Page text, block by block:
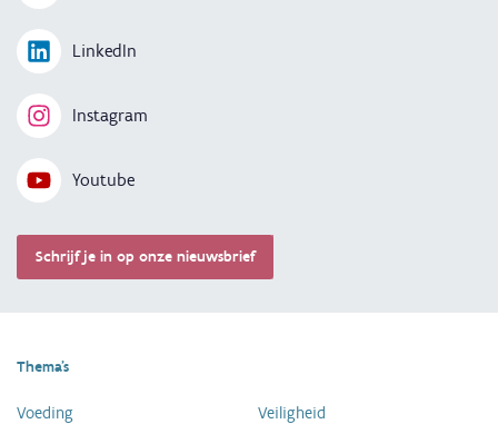
LinkedIn
Instagram
Youtube
Schrijf je in op onze nieuwsbrief
Thema's
Voeding Veiligheid